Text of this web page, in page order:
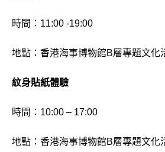
時間：11:00 -19:00
地點：香港海事博物館B層專題文化
紋身貼紙體驗
時間：10:00 – 17:00
地點：香港海事博物館B層專題文化